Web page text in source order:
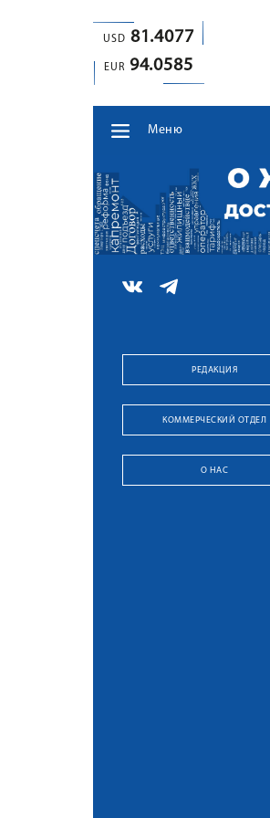
USD 81.4077
EUR 94.0585
Меню
РЕДАКЦИЯ
КОММЕРЧЕСКИЙ ОТДЕЛ
О НАС